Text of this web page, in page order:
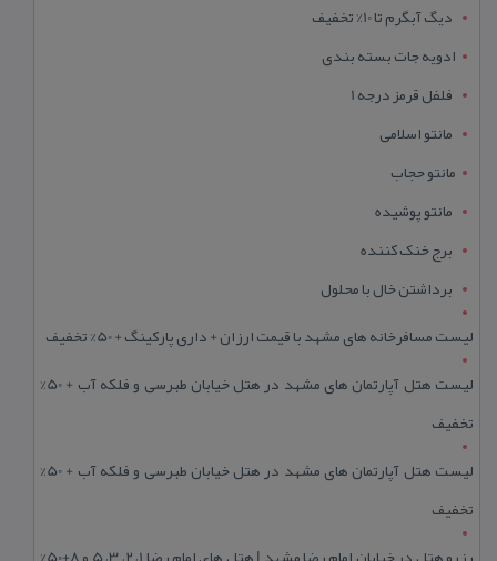
دیگ آبگرم تا 10% تخفیف
ادویه جات بسته بندی
فلفل قرمز درجه 1
مانتو اسلامی
مانتو حجاب
مانتو پوشیده
برج خنک کننده
برداشتن خال با محلول
لیست مسافرخانه های مشهد با قیمت ارزان + داری پارکینگ + 50% تخفیف
لیست هتل آپارتمان های مشهد در هتل خیابان طبرسی و فلکه آب + 50%
تخفیف
لیست هتل آپارتمان های مشهد در هتل خیابان طبرسی و فلکه آب + 50%
تخفیف